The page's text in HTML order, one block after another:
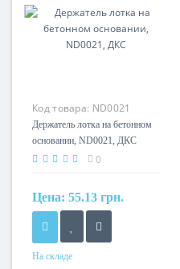
Код товара: ND0021
Держатель лотка на бетонном
основании, ND0021, ДКС
0
Цена: 55.13 грн.
На складе